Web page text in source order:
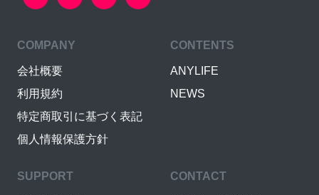
COMPANY
会社概要
利用規約
特定商取引に基づく表記
個人情報保護方針
CONTENTS
ANYLIFE
NEWS
SUPPORT CONTACT